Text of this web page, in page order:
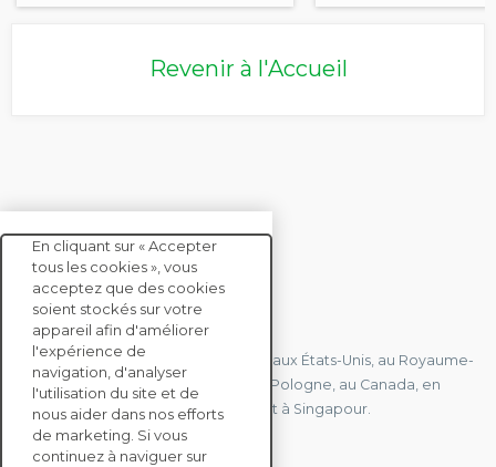
Revenir à l'Accueil
CONTACTEZ-NOUS
Nous avons des bureaux en France, aux États-Unis, au Royaume-
Uni, à Hong Kong, à l'île Maurice, en Pologne, au Canada, en
Allemagne, au Japon, en Espagne et à Singapour.
En cliquant sur « Accepter
tous les cookies », vous
acceptez que des cookies
soient stockés sur votre
appareil afin d'améliorer
l'expérience de
navigation, d'analyser
l'utilisation du site et de
nous aider dans nos efforts
de marketing. Si vous
continuez à naviguer sur